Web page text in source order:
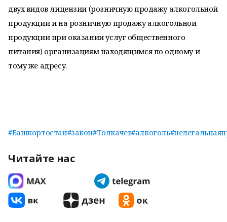
двух видов лицензии (розничную продажу алкогольной
продукции и на розничную продажу алкогольной
продукции при оказании услуг общественного
питания) организациям находящимся по одному и
тому же адресу.
#Башкортостан#закон#Толкачев#алкоголь
Читайте нас